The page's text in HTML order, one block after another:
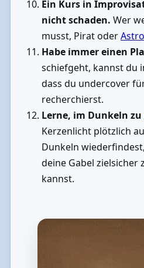
Ein Kurs in
nicht schaden. Wer
musst, Pirat oder
Habe immer einen
schiefgeht, kannst du
dass du undercover
recherchierst.
Lerne, im Dunkeln zu
Kerzenlicht plötzlich
Dunkeln
deine Gabel
kannst.